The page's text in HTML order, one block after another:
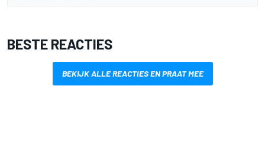
BESTE REACTIES
BEKIJK ALLE REACTIES EN PRAAT MEE